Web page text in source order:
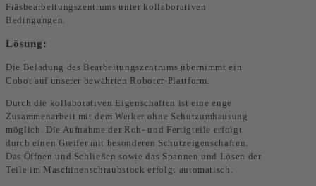
Fräsbearbeitungszentrums unter kollaborativen
Bedingungen.
Lösung:
Die Beladung des Bearbeitungszentrums übernimmt ein
Cobot auf unserer bewährten Roboter-Plattform.
Durch die kollaborativen Eigenschaften ist eine enge
Zusammenarbeit mit dem Werker ohne Schutzumhausung
möglich. Die Aufnahme der Roh- und Fertigteile erfolgt
durch einen Greifer mit besonderen Schutzeigenschaften.
Das Öffnen und Schließen sowie das Spannen und Lösen der
Teile im Maschinenschraubstock erfolgt automatisch.